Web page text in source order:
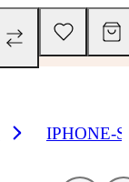
IPHONE-